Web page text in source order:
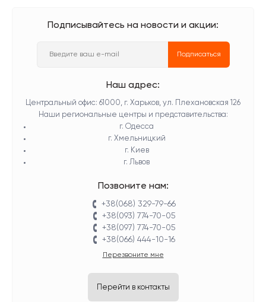
Подписывайтесь на новости и акции:
Подписаться
Наш адрес:
Центральный офис: 61000, г. Харьков, ул. Плехановская 126
Наши региональные центры и представительства:
г. Одесса
г. Хмельницкий
г. Киев
г. Львов
Позвоните нам:
+38(068) 329-79-66
+38(093) 774-70-05
+38(097) 774-70-05
+38(066) 444-10-16
Перезвоните мне
Перейти в контакты